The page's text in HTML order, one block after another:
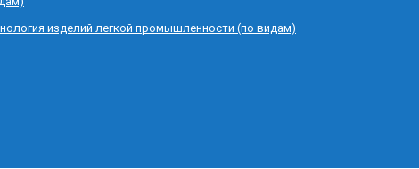
изделий легкой промышленности (по видам)